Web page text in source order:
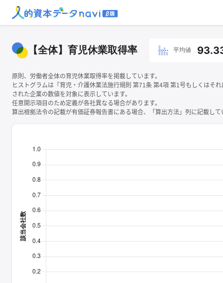
【全体】育児休業取得率 平均値
原則、労働者全体の育児休業取得率を掲載しています。
ヒストグラムは「育児・介護休業法施行規則 第71条 第4項 第1号もしくはそ
された企業の数値を対象に表示しています。
任意開示項目のため定義が各社異なる場合があります。
算出根拠法令の記載が有価証券報告書にある場合、「算出方法」列に記載し